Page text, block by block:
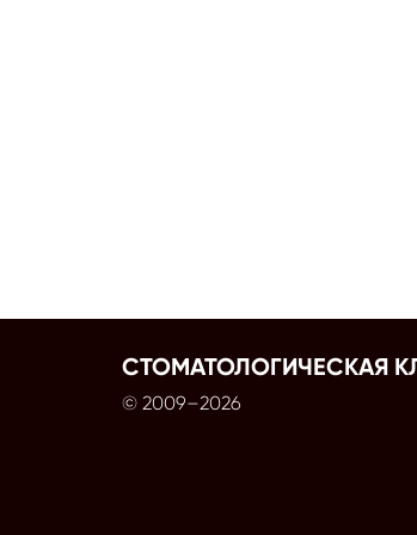
СТОМАТОЛОГИЧЕСКАЯ
© 2009–2026